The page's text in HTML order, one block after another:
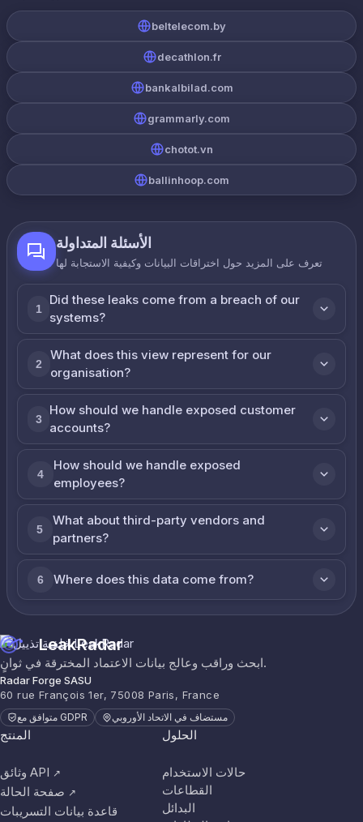
beltelecom.by
decathlon.fr
bankalbilad.com
grammarly.com
chotot.vn
ballinhoop.com
الأسئلة المتداولة
تعرف على المزيد حول اختراقات البيانات وكيفية الاستجابة لها
1
Did these leaks come from a breach of our
systems?
2
What does this view represent for our
organisation?
3
How should we handle exposed customer
accounts?
4
How should we handle exposed
employees?
5
What about third-party vendors and
partners?
6 Where does this data come from?
LeakRadar
ابحث وراقب وعالج بيانات الاعتماد المخترقة في ثوانٍ.
Radar Forge SASU
60 rue François 1er, 75008 Paris, France
متوافق مع GDPR مستضاف في الاتحاد الأوروبي
المنتج
وثائق API ↗
صفحة الحالة ↗
قاعدة بيانات التسريبات
الحلول
حالات الاستخدام
القطاعات
البدائل